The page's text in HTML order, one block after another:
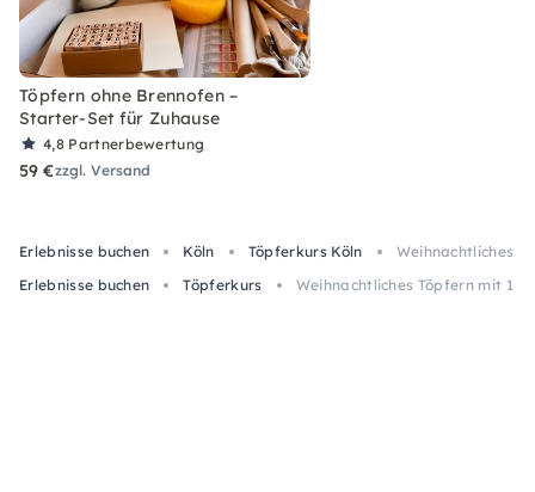
Töpfern ohne Brennofen –
Starter-Set für Zuhause
4,8 Partnerbewertung
59 €zzgl. Versand
Erlebnisse buchen Köln Töpferkurs Köln
Weihnachtliches
Erlebnisse buchen
Töpferkurs Weihnachtliches Töpfern mit 1